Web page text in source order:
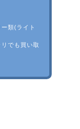
類(ライト
でも買い取